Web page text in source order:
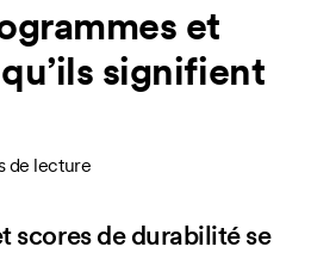
et
signifient
de lecture
scores de durabilité se